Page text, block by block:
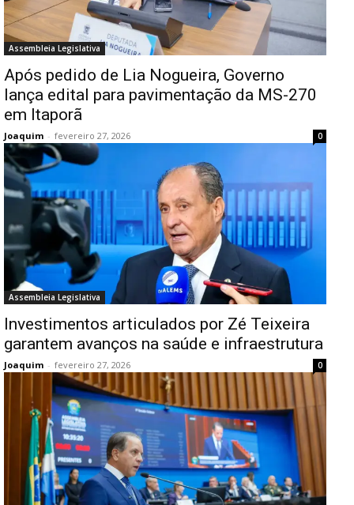
Assembleia Legislativa
Após pedido de Lia Nogueira, Governo
lança edital para pavimentação da MS-270
em Itaporã
Joaquim - fevereiro 27, 2026 0
Assembleia Legislativa
Investimentos articulados por Zé Teixeira
garantem avanços na saúde e infraestrutura
Joaquim - fevereiro 27, 2026 0